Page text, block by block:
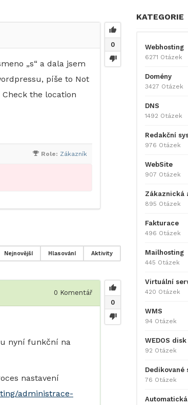
0
„s“ a dala jsem
píše to Not
the location
Role: Zákazník
Aktivity
Hlasování
Nejnovější
0
0 Komentář
nyní funkční na
nastavení
administrace-
KATEGORIE
Webhosting
6271 Otázek
Domény
3427 Otázek
DNS
1492 Otázek
Redakční
976 Otázek
WebSite
907 Otázek
Zákaznická
895 Otázek
Fakturace
496 Otázek
Mailhosting
445 Otázek
Virtuální
420 Otázek
WMS
94 Otázek
WEDOS disk
92 Otázek
Dedikované
76 Otázek